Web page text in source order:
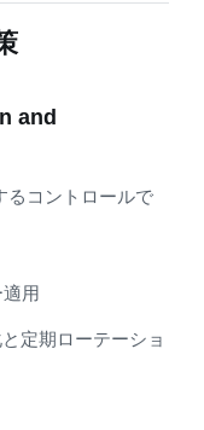
and
るコントロールで
用
定期ローテーショ